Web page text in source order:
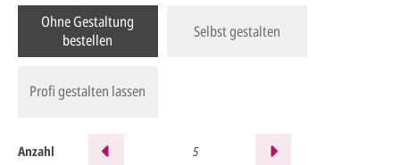
Ohne Gestaltung
bestellen
Selbst gestalten
Profi gestalten lassen
Anzahl